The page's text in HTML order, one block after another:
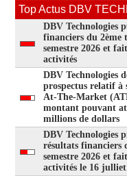
Top Actus DBV
DBV Technologies
financiers du 2ème
semestre 2026 et
activités
DBV Technologies
prospectus relatif à
At-The-Market
montant pouvant
millions de dollars
DBV Technologies
résultats financiers
semestre 2026 et
activités le 16 julliet